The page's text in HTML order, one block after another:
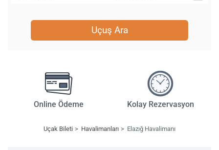
Uçuş Ara
Online Ödeme Kolay Rezervasyon
Uçak Bileti Havalimanları Elazığ Havalimanı